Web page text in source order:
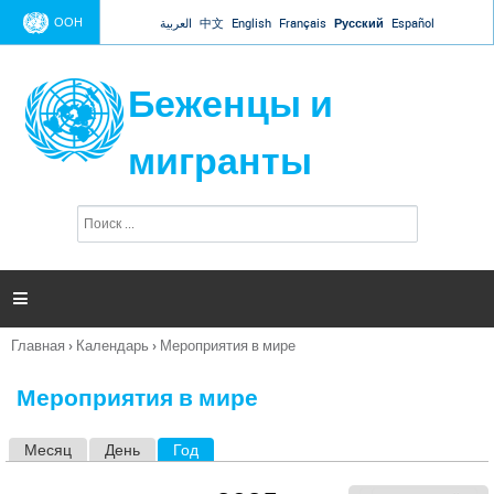
Jump to navigation
ООН العربية 中文 English Français Русский Español
Беженцы и
мигранты
п
и

Вы
Главная › Календарь › Мероприятия в мире
Мероприятия в мире
Месяц День Год